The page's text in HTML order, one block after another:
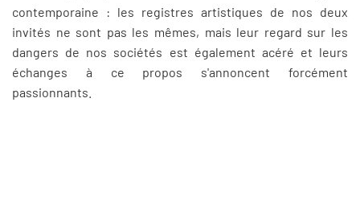
contemporaine : les registres artistiques de nos deux
invités ne sont pas les mêmes, mais leur regard sur les
dangers de nos sociétés est également acéré et leurs
échanges à ce propos s'annoncent forcément
passionnants.